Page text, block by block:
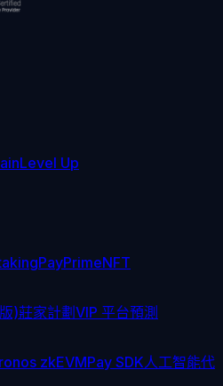
Level Up
PayPrimeNFT
)莊家計劃VIP 平台預測
zkEVMPay SDK人工智能代